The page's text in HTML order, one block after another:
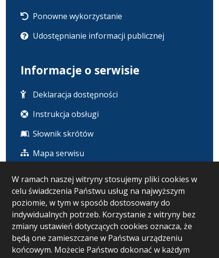
W ramach naszej witryny stosujemy pliki cookies w
celu świadczenia Państwu usług na najwyższym
poziomie, w tym w sposób dostosowany do
indywidualnych potrzeb. Korzystanie z witryny bez
zmiany ustawień dotyczących cookies oznacza, że
będą one zamieszczane w Państwa urządzeniu
końcowym. Możecie Państwo dokonać w każdym
Ponowne wykorzystanie
Udostępnianie informacji publicznej
Informacje o serwisie
Deklaracja dostępności
Instrukcja obsługi
Słownik skrótów
Mapa serwisu
Statystyka i dane osobowe
Statystyki oglądalności
Ostatnio dodane